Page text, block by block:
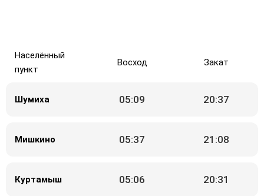
Населённый
пункт
Восход Закат
Шумиха 05:09 20:37
Мишкино 05:37 21:08
Куртамыш 05:06 20:31